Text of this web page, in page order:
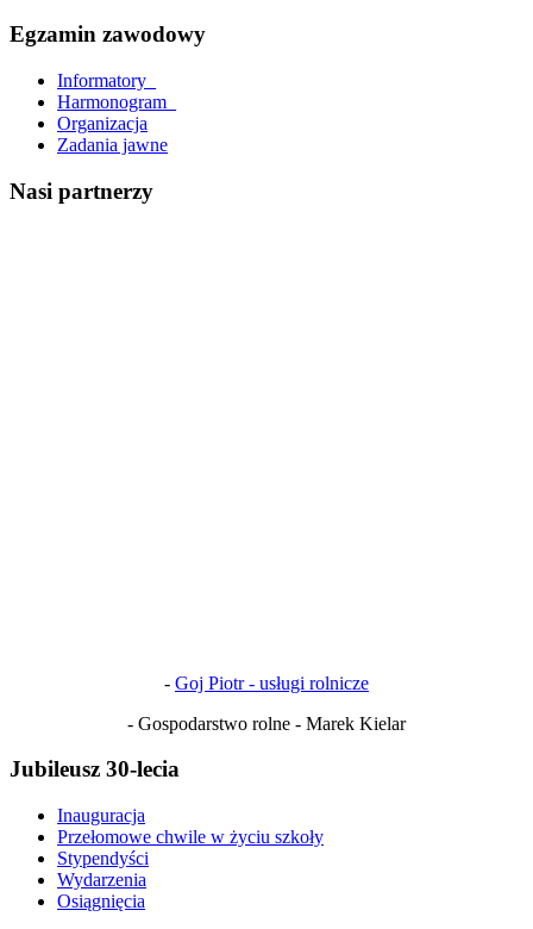
Egzamin zawodowy
Informatory_
Harmonogram_
Organizacja
Zadania jawne
Nasi partnerzy
- Goj Piotr - usługi rolnicze
- Gospodarstwo rolne - Marek Kielar
Jubileusz 30-lecia
Inauguracja
Przełomowe chwile w życiu szkoły
Stypendyści
Wydarzenia
Osiągnięcia